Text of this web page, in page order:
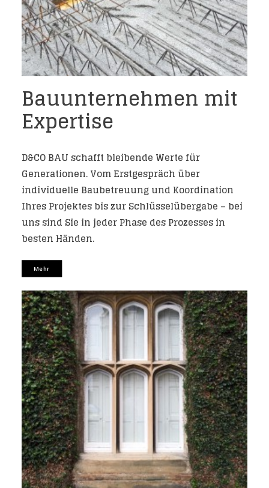
Bauunternehmen mit
Expertise
D&CO BAU schafft bleibende Werte für
Generationen. Vom Erstgespräch über
individuelle Baubetreuung und Koordination
Ihres Projektes bis zur Schlüsselübergabe – bei
uns sind Sie in jeder Phase des Prozesses in
besten Händen.
Mehr